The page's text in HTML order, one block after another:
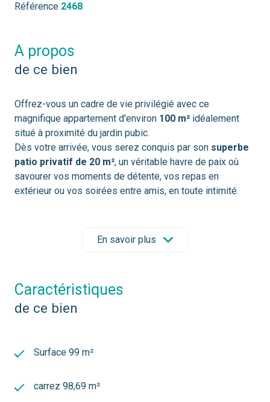
Référence 2468
a propos
de ce bien
Offrez-vous un cadre de vie privilégié avec ce
magnifique appartement d'environ 100 m² idéalement
situé à proximité du jardin pubic.
Dès votre arrivée, vous serez conquis par son superbe
patio privatif de 20 m², un véritable havre de paix où
savourer vos moments de détente, vos repas en
extérieur ou vos soirées entre amis, en toute intimité.
et une
spacieuse pièce de vie
offrant un espace chaleureux et
à pied des commerces, des écoles, des transports et de
toutes les commodités tout en bénéficiant du charme
visite et découvrir tout le potentiel de ce bien !
www.georisques.gouv.fr
En savoir plus
caractéristiques
de ce bien
Surface 99 m²
carrez 98,69 m²